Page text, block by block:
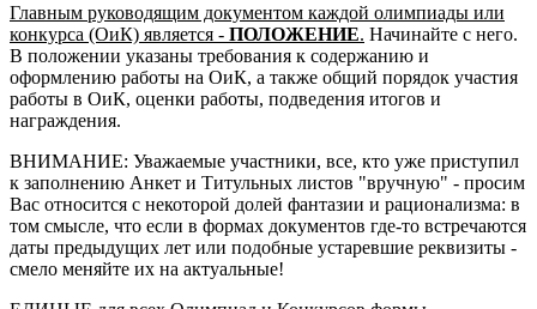
Главным руководящим документом каждой олимпиады или
конкурса (ОиК) является - ПОЛОЖЕНИЕ. Начинайте с него.
В положении указаны требования к содержанию и
оформлению работы на ОиК, а также общий порядок участия
работы в ОиК, оценки работы, подведения итогов и
награждения.
ВНИМАНИЕ: Уважаемые участники, все, кто уже приступил
к заполнению Анкет и Титульных листов "вручную" - просим
Вас относится с некоторой долей фантазии и рационализма: в
том смысле, что если в формах документов где-то встречаются
даты предыдущих лет или подобные устаревшие реквизиты -
смело меняйте их на актуальные!